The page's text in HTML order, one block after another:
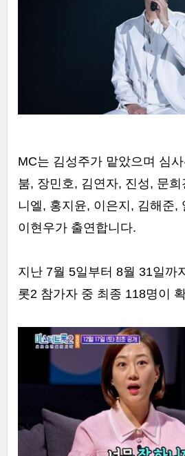
MC는 김성주가 맡았으며 심
붐, 장민호, 김연자, 진성, 문
니엘, 홍지윤, 이은지, 김해준,
이현우가 출연합니다.
지난 7월 5일부터 8월 31일까
롯2 참가자 중 최종 118명이